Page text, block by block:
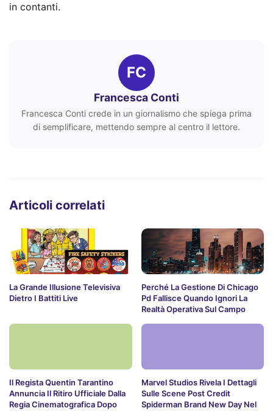
in contanti.
FC
Francesca Conti
Francesca Conti crede in un giornalismo che spiega prima
di semplificare, mettendo sempre al centro il lettore.
Articoli correlati
La Grande Illusione Televisiva
Dietro I Battiti Live
Perché La Gestione Di Chicago
Pd Fallisce Quando Ignori La
Realtà Operativa Sul Campo
Il Regista Quentin Tarantino
Annuncia Il Ritiro Ufficiale Dalla
Regia Cinematografica Dopo
Marvel Studios Rivela I Dettagli
Sulle Scene Post Credit
Spiderman Brand New Day Nel